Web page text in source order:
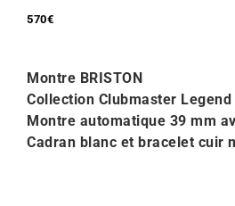
570€
Montre BRISTON
Collection Clubmaster Legend
Montre automatique 39 mm
Cadran blanc et bracelet cuir